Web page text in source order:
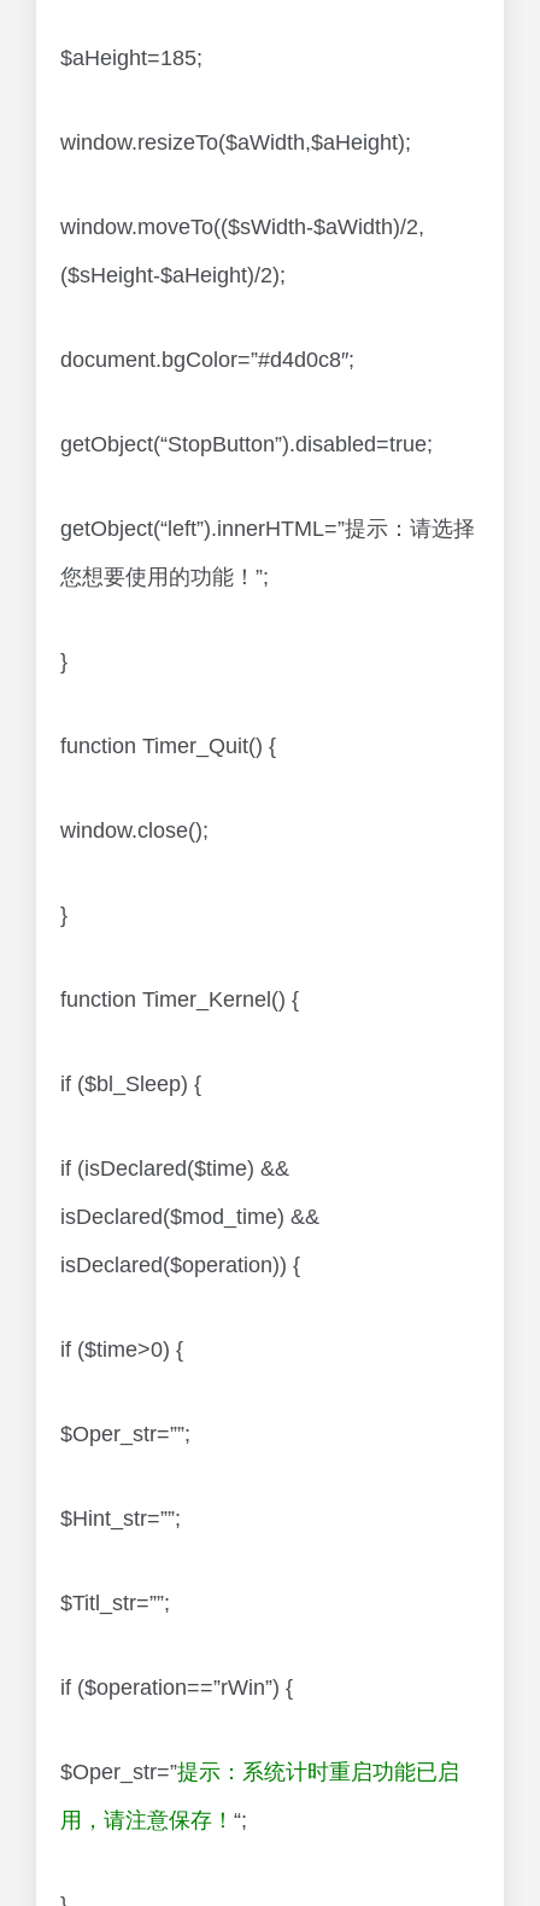
$aHeight=185;
window.resizeTo($aWidth,$aHeight);
window.moveTo(($sWidth-$aWidth)/2,
($sHeight-$aHeight)/2);
document.bgColor=”#d4d0c8″;
getObject(“StopButton”).disabled=true;
getObject(“left”).innerHTML=”提示：请选择
您想要使用的功能！”;
}
function Timer_Quit() {
window.close();
}
function Timer_Kernel() {
if ($bl_Sleep) {
if (isDeclared($time) &&
isDeclared($mod_time) &&
isDeclared($operation)) {
if ($time>0) {
$Oper_str=””;
$Hint_str=””;
$Titl_str=””;
if ($operation==”rWin”) {
$Oper_str=”提示：系统计时重启功能已启
用，请注意保存！ “;